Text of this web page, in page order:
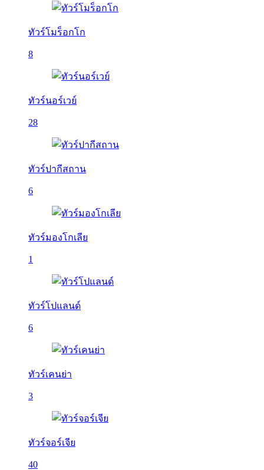
ทัวร์โมร็อกโก
8
ทัวร์นอร์เวย์
28
ทัวร์ปากีสถาน
6
ทัวร์มองโกเลีย
1
ทัวร์โปแลนด์
6
ทัวร์เคนย่า
3
ทัวร์จอร์เจีย
40